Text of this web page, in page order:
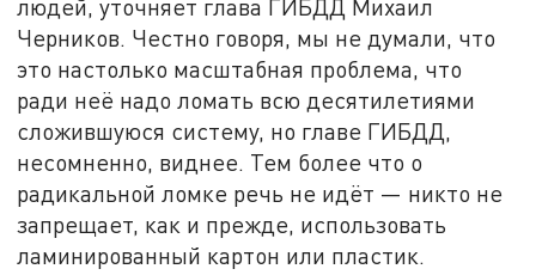
людей, уточняет глава ГИБДД Михаил
Черников. Честно говоря, мы не думали, что
это настолько масштабная проблема, что
ради неё надо ломать всю десятилетиями
сложившуюся систему, но главе ГИБДД,
несомненно, виднее. Тем более что о
радикальной ломке речь не идёт — никто не
запрещает, как и прежде, использовать
ламинированный картон или пластик.